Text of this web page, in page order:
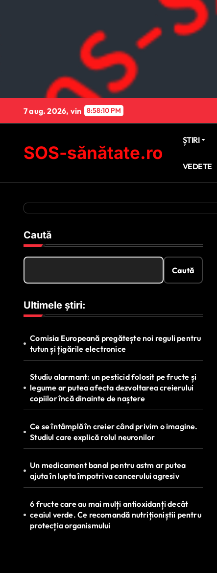
7 aug. 2026, vin 8:58:11 PM
SOS-sănătate.ro
ȘTIRI
VEDETE
Caută
Caută
Ultimele știri:
Comisia Europeană pregătește noi reguli pentru
tutun și țigările electronice
Studiu alarmant: un pesticid folosit pe fructe și
legume ar putea afecta dezvoltarea creierului
copiilor încă dinainte de naștere
Ce se întâmplă în creier când privim o imagine.
Studiul care explică rolul neuronilor
Un medicament banal pentru astm ar putea
ajuta în lupta împotriva cancerului agresiv
6 fructe care au mai mulți antioxidanți decât
ceaiul verde. Ce recomandă nutriționiștii pentru
protecția organismului